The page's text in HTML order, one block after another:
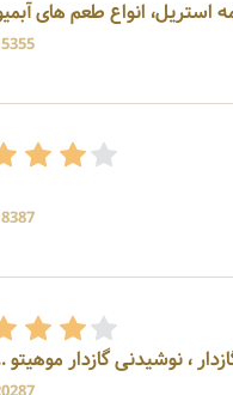
استریل، انواع طعم های
15355
18387